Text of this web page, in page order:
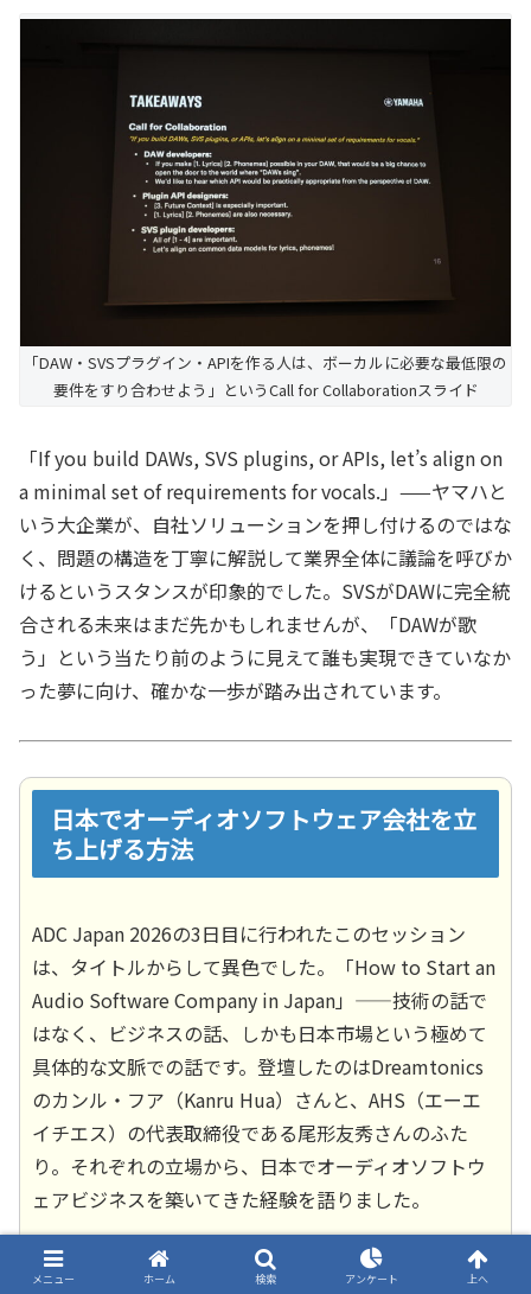
「DAW・SVSプラグイン・APIを作る人は、ボーカルに必要な最低限の
要件をすり合わせよう」というCall for Collaborationスライド
「If you build DAWs, SVS plugins, or APIs, let’s align on
a minimal set of requirements for vocals.」——ヤマハと
いう大企業が、自社ソリューションを押し付けるのではな
く、問題の構造を丁寧に解説して業界全体に議論を呼びか
けるというスタンスが印象的でした。SVSがDAWに完全統
合される未来はまだ先かもしれませんが、「DAWが歌
う」という当たり前のように見えて誰も実現できていなか
った夢に向け、確かな一歩が踏み出されています。
日本でオーディオソフトウェア会社を立
ち上げる方法
ADC Japan 2026の3日目に行われたこのセッション
は、タイトルからして異色でした。「How to Start an
Audio Software Company in Japan」——技術の話で
はなく、ビジネスの話、しかも日本市場という極めて
具体的な文脈での話です。登壇したのはDreamtonics
のカンル・フア（Kanru Hua）さんと、AHS（エーエ
イチエス）の代表取締役である尾形友秀さんのふた
り。それぞれの立場から、日本でオーディオソフトウ
ェアビジネスを築いてきた経験を語りました。
メニュー ホーム 検索 アンケート 上へ